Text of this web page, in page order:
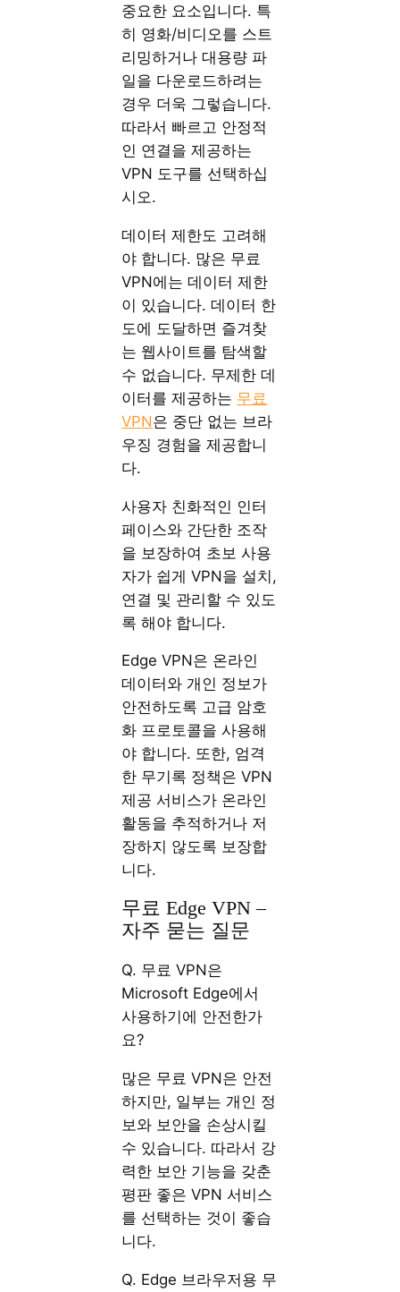
중요한 요소입니다. 특
히 영화/비디오를 스트
리밍하거나 대용량 파
일을 다운로드하려는
경우 더욱 그렇습니다.
따라서 빠르고 안정적
인 연결을 제공하는
VPN 도구를 선택하십
시오.
데이터 제한도 고려해
야 합니다. 많은 무료
VPN에는 데이터 제한
이 있습니다. 데이터 한
도에 도달하면 즐겨찾
는 웹사이트를 탐색할
수 없습니다. 무제한 데
이터를 제공하는 무료
VPN은 중단 없는 브라
우징 경험을 제공합니
다.
사용자 친화적인 인터
페이스와 간단한 조작
을 보장하여 초보 사용
자가 쉽게 VPN을 설치,
연결 및 관리할 수 있도
록 해야 합니다.
Edge VPN은 온라인
데이터와 개인 정보가
안전하도록 고급 암호
화 프로토콜을 사용해
야 합니다. 또한, 엄격
한 무기록 정책은 VPN
제공 서비스가 온라인
활동을 추적하거나 저
장하지 않도록 보장합
니다.
무료 Edge VPN –
자주 묻는 질문
Q. 무료 VPN은
Microsoft Edge에서
사용하기에 안전한가
요?
많은 무료 VPN은 안전
하지만, 일부는 개인 정
보와 보안을 손상시킬
수 있습니다. 따라서 강
력한 보안 기능을 갖춘
평판 좋은 VPN 서비스
를 선택하는 것이 좋습
니다.
Q. Edge 브라우저용 무